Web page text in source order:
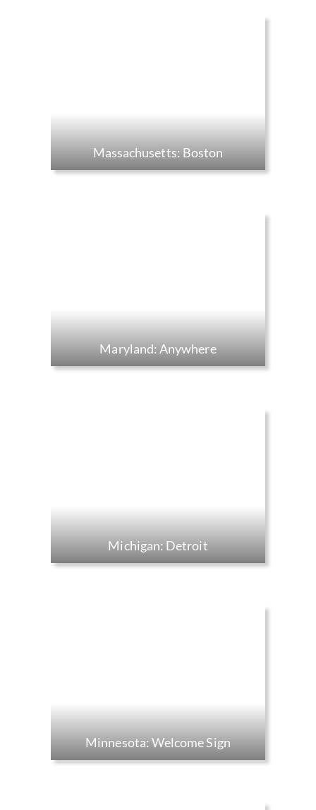
Massachusetts: Boston
Maryland: Anywhere
Michigan: Detroit
Minnesota: Welcome Sign